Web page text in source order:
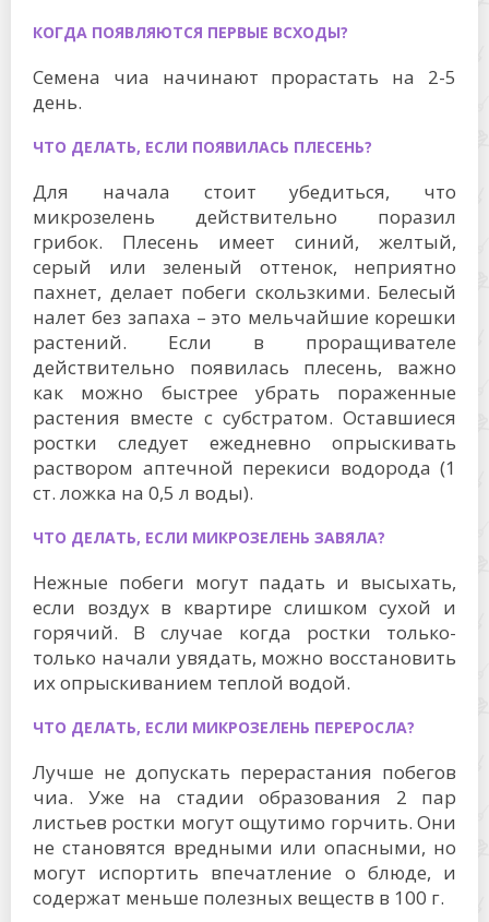
КОГДА ПОЯВЛЯЮТСЯ ПЕРВЫЕ ВСХОДЫ?
Семена чиа начинают прорастать на 2-5
день.
ЧТО ДЕЛАТЬ, ЕСЛИ ПОЯВИЛАСЬ ПЛЕСЕНЬ?
Для начала стоит убедиться, что
микрозелень действительно поразил
грибок. Плесень имеет синий, желтый,
серый или зеленый оттенок, неприятно
пахнет, делает побеги скользкими. Белесый
налет без запаха – это мельчайшие корешки
растений. Если в проращивателе
действительно появилась плесень, важно
как можно быстрее убрать пораженные
растения вместе с субстратом. Оставшиеся
ростки следует ежедневно опрыскивать
раствором аптечной перекиси водорода (1
ст. ложка на 0,5 л воды).
ЧТО ДЕЛАТЬ, ЕСЛИ МИКРОЗЕЛЕНЬ ЗАВЯЛА?
Нежные побеги могут падать и высыхать,
если воздух в квартире слишком сухой и
горячий. В случае когда ростки только-
только начали увядать, можно восстановить
их опрыскиванием теплой водой.
ЧТО ДЕЛАТЬ, ЕСЛИ МИКРОЗЕЛЕНЬ ПЕРЕРОСЛА?
Лучше не допускать перерастания побегов
чиа. Уже на стадии образования 2 пар
листьев ростки могут ощутимо горчить. Они
не становятся вредными или опасными, но
могут испортить впечатление о блюде, и
содержат меньше полезных веществ в 100 г.